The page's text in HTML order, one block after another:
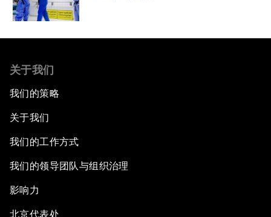
关于我们
我们的策略
关于我们
我们的工作方式
我们的领导团队与组织治理
影响力
北京代表处